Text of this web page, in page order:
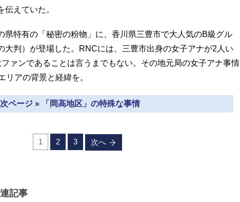
伝えていた。
特有の「秘密の粉物」に、香川県三豊市で大人気のB級グル
大判）が登場した。RNCには、三豊市出身の女子アナが2人い
ァンであることは言うまでもない。その地元局の女子アナ事情
リアの背景と経緯を。
次ページ » 「岡高地区」の特殊な事情
1 2 3 次へ
記事